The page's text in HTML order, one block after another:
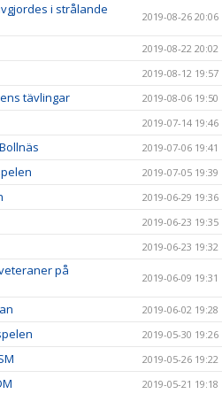
i strålande
2019-08-26 20:06
2019-08-22 20:02
2019-08-12 19:57
tävlingar 2019-08-06 19:50
2019-07-14 19:46
2019-07-06 19:41
2019-07-05 19:39
2019-06-29 19:36
2019-06-23 19:35
2019-06-23 19:32
på
2019-06-09 19:31
2019-06-02 19:28
2019-05-30 19:26
2019-05-26 19:22
2019-05-21 19:18